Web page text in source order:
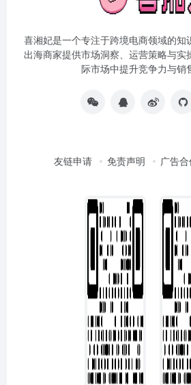
喜湘妃是一个专注于跨境电商领域的知
出海商家提供市场洞察、运营策略与实
际市场中提升竞争力与销
友链申请 免责声明 广告